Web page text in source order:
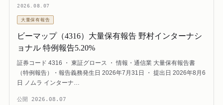
2026.08.07
大量保有報告
ビーマップ（4316）大量保有報告 野村インターナシ
ョナル 特例報告5.20%
証券コード 4316 ・ 東証グロース ・ 情報・通信業 大量保有報告書
（特例報告）・報告義務発生日 2026年7月31日 ・ 提出日 2026年8月6
日 ノムラ インターナ…
公開 2026.08.07